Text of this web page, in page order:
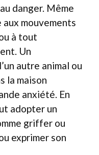
danger. Même
mouvements
à tout
Un
autre animal ou
la maison
anxiété. En
adopter un
griffer ou
exprimer son